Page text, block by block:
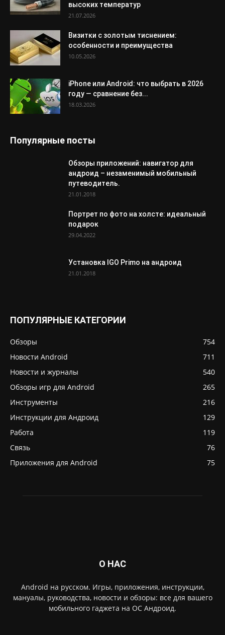
высоких температур
21.07.2026
Визитки с золотым тиснением:
особенности и преимущества
10.05.2026
iPhone или Android: что выбрать в 2026
году — сравнение без...
18.03.2026
Популярные посты
Обзоры приложений: навигатор для
андроид – незаменимый мобильный
путеводитель.
21.01.2018
Портрет по фото на холсте: идеальный
подарок
29.04.2022
Установка IGO Primo на андроид
21.01.2018
ПОПУЛЯРНЫЕ КАТЕГОРИИ
Обзоры
754
Новости Android
711
Новости и журналы
540
Обзоры игр для Android
265
Инструменты
216
Инструкции для Андроид
129
Работа
119
Связь
76
Приложения для Android
75
О НАС
Android на русском. Игры, приложения, инструкции,
мануалы, руководства, новости и обзоры: все для вашего
мобильного гаджета на ОС Андроид.